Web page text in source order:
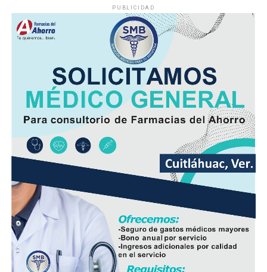
movilizó a corporaciones de seguridad para tratar de
ubicar tanto al responsable como al vehículo.
Minutos después, el autobús fue encontrado
abandonado en el cruce de la calle 26 y la avenida 9, en
la colonia San José, donde quedó bajo resguardo de las
autoridades como parte de las investigaciones.
Elementos de la Policía Municipal y Estatal acordonaron
el área del accidente para preservar los indicios, en
tanto personal de Tránsito Municipal realizó las
primeras diligencias para establecer la mecánica del
hecho.
Peritos de la Fiscalía General del Estado y agentes de la
Policía Ministerial llevaron a cabo el procesamiento de
PUBLICIDAD